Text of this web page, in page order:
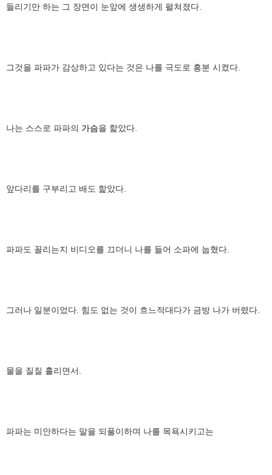
들리기만 하는 그 장면이 눈앞에 생생하게 펼쳐졌다.
그것을 파파가 감상하고 있다는 것은 나를 극도로 흥분 시켰다.
나는 스스로 파파의 가슴을 핥았다.
앞다리를 구부리고 배도 핥았다.
파파도 꼴리는지 비디오를 끄더니 나를 들어 소파에 눕혔다.
그러나 일분이었다. 힘도 없는 것이 흐느적대다가 금방 나가 버렸다.
물을 질질 흘리면서.
파파는 미안하다는 말을 되풀이하며 나를 목욕시키고는